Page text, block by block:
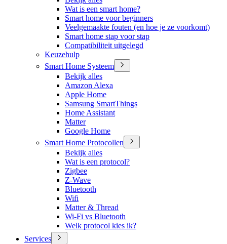
Wat is een smart home?
Smart home voor beginners
Veelgemaakte fouten (en hoe je ze voorkomt)
Smart home stap voor stap
Compatibiliteit uitgelegd
Keuzehulp
Smart Home Systeem
Bekijk alles
Amazon Alexa
Apple Home
Samsung SmartThings
Home Assistant
Matter
Google Home
Smart Home Protocollen
Bekijk alles
Wat is een protocol?
Zigbee
Z-Wave
Bluetooth
Wifi
Matter & Thread
Wi-Fi vs Bluetooth
Welk protocol kies ik?
Services